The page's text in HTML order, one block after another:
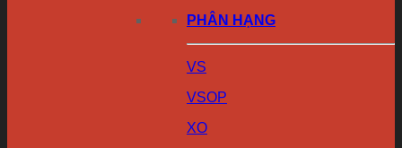
PHÂN HẠNG
VS
VSOP
XO